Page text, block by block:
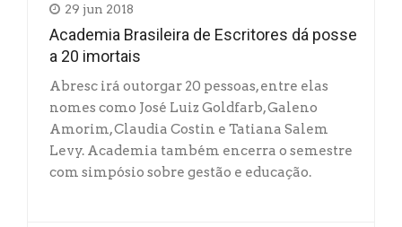
29 jun 2018
Academia Brasileira de Escritores dá posse
a 20 imortais
Abresc irá outorgar 20 pessoas, entre elas
nomes como José Luiz Goldfarb, Galeno
Amorim, Claudia Costin e Tatiana Salem
Levy. Academia também encerra o semestre
com simpósio sobre gestão e educação.